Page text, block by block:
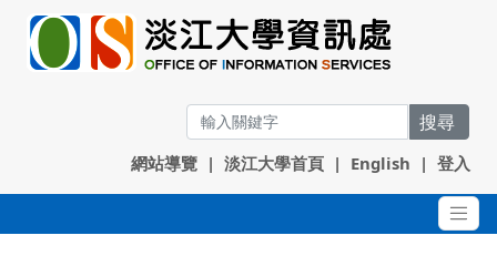
搜尋
網站導覽 | 淡江大學首頁 | English | 登入